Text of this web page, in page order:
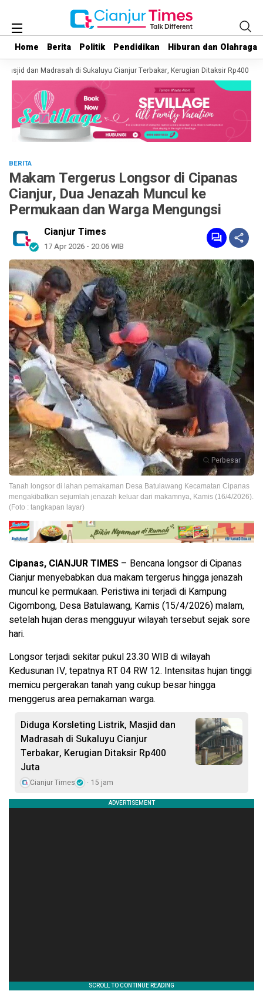
Home Berita Politik Pendidikan Hiburan dan Olahraga
Home Berita Politik Pendidikan Hiburan dan Olahraga
dan Madrasah di Sukaluyu Cianjur Terbakar, Kerugian Ditaksir Rp400 Juta
BERITA
Makam Tergerus Longsor di Cipanas
Cianjur, Dua Jenazah Muncul ke
Permukaan dan Warga Mengungsi
Cianjur Times
17 Apr 2026 - 20:06 WIB
Perbesar
Tanah longsor di lahan pemakaman Desa Batulawang Kecamatan Cipanas
mengakibatkan sejumlah jenazah keluar dari makamnya, Kamis (16/4/2026).
(Foto : tangkapan layar)
Cipanas, CIANJUR TIMES – Bencana longsor di Cipanas
Cianjur menyebabkan dua makam tergerus hingga jenazah
muncul ke permukaan. Peristiwa ini terjadi di Kampung
Cigombong, Desa Batulawang, Kamis (15/4/2026) malam,
setelah hujan deras mengguyur wilayah tersebut sejak sore
hari.
Longsor terjadi sekitar pukul 23.30 WIB di wilayah
Kedusunan IV, tepatnya RT 04 RW 12. Intensitas hujan tinggi
memicu pergerakan tanah yang cukup besar hingga
menggerus area pemakaman warga.
Diduga Korsleting Listrik, Masjid dan
Madrasah di Sukaluyu Cianjur
Terbakar, Kerugian Ditaksir Rp400
Juta
Cianjur Times 15 jam